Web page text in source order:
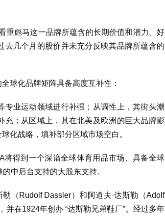
重彪马这一品牌所蕴含的长期价值和潜力。好
几个月的股价并未充分反映其品牌所蕴含的
球化品牌矩阵具备高度互补性：
业运动领域进行补强；从调性上，其街头潮
；从区域上，其在北美及欧洲的巨大品牌影
化战略，填补部分区域市场空白。
得到一个深谙全球体育用品市场、具备全球
中后台支持的大股东支持。
（Rudolf Dassler）和阿道夫·达斯勒（Adolf
在1924年创办 “达斯勒兄弟鞋厂”。经过多年